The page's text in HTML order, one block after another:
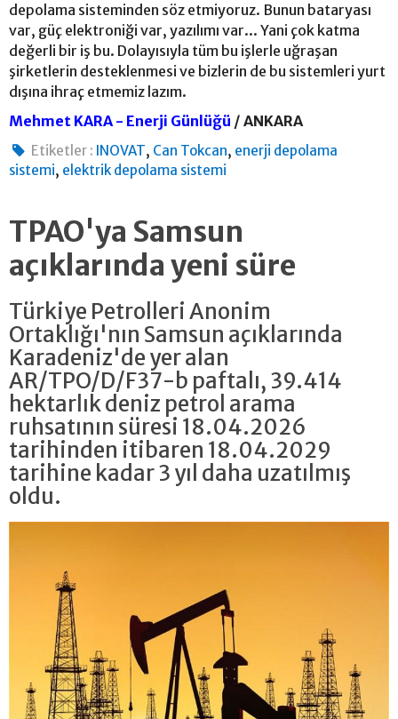
depolama sisteminden söz etmiyoruz. Bunun bataryası
var, güç elektroniği var, yazılımı var... Yani çok katma
değerli bir iş bu. Dolayısıyla tüm bu işlerle uğraşan
şirketlerin desteklenmesi ve bizlerin de bu sistemleri yurt
dışına ihraç etmemiz lazım.
Mehmet KARA - Enerji Günlüğü / ANKARA
Etiketler : INOVAT, Can Tokcan, enerji depolama
sistemi, elektrik depolama sistemi
TPAO'ya Samsun
açıklarında yeni süre
Türkiye Petrolleri Anonim
Ortaklığı'nın Samsun açıklarında
Karadeniz'de yer alan
AR/TPO/D/F37-b paftalı, 39.414
hektarlık deniz petrol arama
ruhsatının süresi 18.04.2026
tarihinden itibaren 18.04.2029
tarihine kadar 3 yıl daha uzatılmış
oldu.